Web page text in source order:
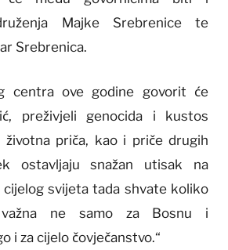
Majke Srebrenice te
Srebrenica.
centra ove godine govorit će
preživjeli genocida i kustos
životna priča, kao i priče drugih
ostavljaju snažan utisak na
svijeta tada shvate koliko
ne samo za Bosnu i
i za cijelo čovječanstvo.“